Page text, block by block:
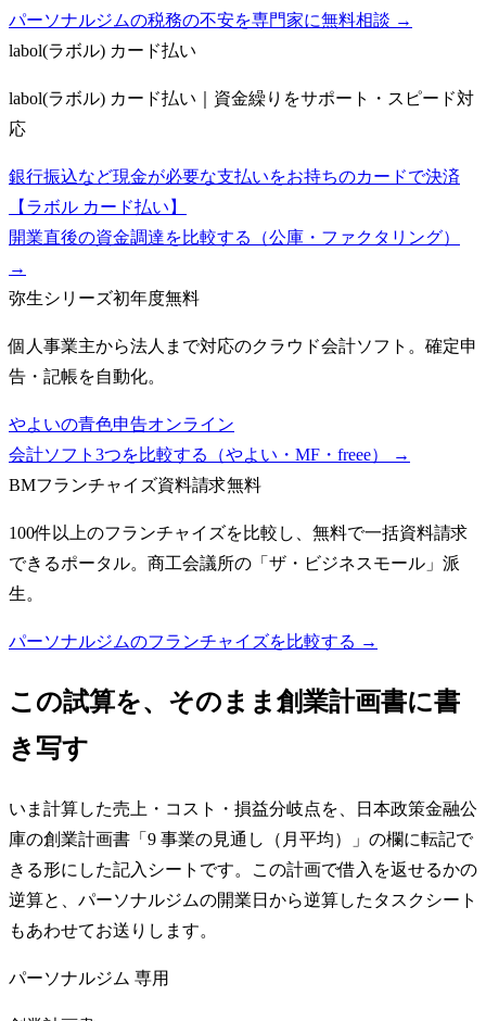
パーソナルジムの税務の不安を専門家に無料相談 →
labol(ラボル) カード払い
labol(ラボル) カード払い｜資金繰りをサポート・スピード対
応
銀行振込など現金が必要な支払いをお持ちのカードで決済
【ラボル カード払い】
開業直後の資金調達を比較する（公庫・ファクタリング）
→
弥生シリーズ初年度無料
個人事業主から法人まで対応のクラウド会計ソフト。確定申
告・記帳を自動化。
やよいの青色申告オンライン
会計ソフト3つを比較する（やよい・MF・freee）
→
BMフランチャイズ資料請求無料
100件以上のフランチャイズを比較し、無料で一括資料請求
できるポータル。商工会議所の「ザ・ビジネスモール」派
生。
パーソナルジムのフランチャイズを比較する →
この試算を、そのまま創業計画書に書
き写す
いま計算した売上・コスト・損益分岐点を、日本政策金融公
庫の創業計画書「9 事業の見通し（月平均）」の欄に転記で
きる形にした記入シートです。この計画で借入を返せるかの
逆算と、パーソナルジムの開業日から逆算したタスクシート
もあわせてお送りします。
パーソナルジム 専用